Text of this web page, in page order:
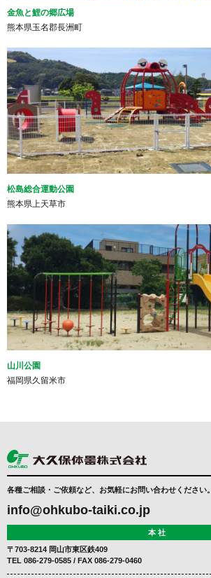
金魚と鯉の郷広場
熊本県玉名郡長洲町
松島総合運動公園
熊本県上天草市
山川公園
福岡県久留米市
各種ご相談・ご依頼など、お気軽にお問い合わせください。
info@ohkubo-taiki.co.jp
本 社
〒703-8214 岡山市東区鉄409
TEL 086-279-0585 / FAX 086-279-0460